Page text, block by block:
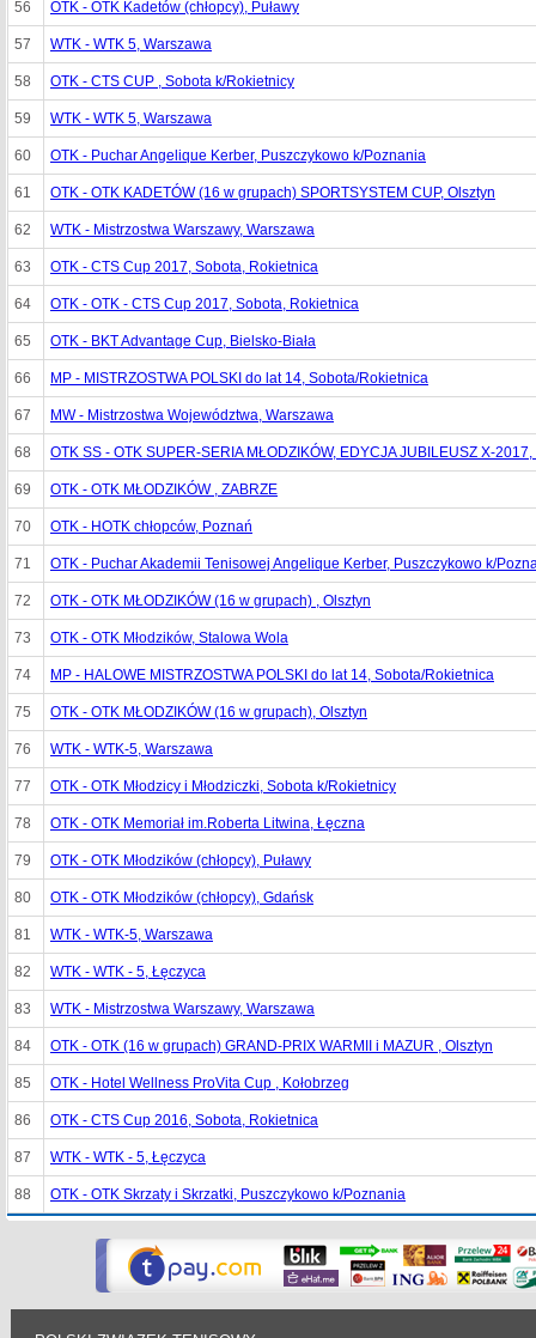
56 OTK - OTK Kadetów (chłopcy), Puławy
57 WTK - WTK 5, Warszawa
58 OTK - CTS CUP , Sobota k/Rokietnicy
59 WTK - WTK 5, Warszawa
60 OTK - Puchar Angelique Kerber, Puszczykowo k/Poznania
61 OTK - OTK KADETÓW (16 w grupach) SPORTSYSTEM CUP, Olsztyn
62 WTK - Mistrzostwa Warszawy, Warszawa
63 OTK - CTS Cup 2017, Sobota, Rokietnica
64 OTK - OTK - CTS Cup 2017, Sobota, Rokietnica
65 OTK - BKT Advantage Cup, Bielsko-Biała
66 MP - MISTRZOSTWA POLSKI do lat 14, Sobota/Rokietnica
67 MW - Mistrzostwa Województwa, Warszawa
68 OTK SS - OTK SUPER-SERIA MŁODZIKÓW, EDYCJA JUBILEUSZ X-
69 OTK - OTK MŁODZIKÓW , ZABRZE
70 OTK - HOTK chłopców, Poznań
71 OTK - Puchar Akademii Tenisowej Angelique Kerber, Puszczykowo k/
72 OTK - OTK MŁODZIKÓW (16 w grupach) , Olsztyn
73 OTK - OTK Młodzików, Stalowa Wola
74 MP - HALOWE MISTRZOSTWA POLSKI do lat 14, Sobota/Rokietnica
75 OTK - OTK MŁODZIKÓW (16 w grupach), Olsztyn
76 WTK - WTK-5, Warszawa
77 OTK - OTK Młodzicy i Młodziczki, Sobota k/Rokietnicy
78 OTK - OTK Memoriał im.Roberta Litwina, Łęczna
79 OTK - OTK Młodzików (chłopcy), Puławy
80 OTK - OTK Młodzików (chłopcy), Gdańsk
81 WTK - WTK-5, Warszawa
82 WTK - WTK - 5, Łęczyca
83 WTK - Mistrzostwa Warszawy, Warszawa
84 OTK - OTK (16 w grupach) GRAND-PRIX WARMII i MAZUR , Olsztyn
85 OTK - Hotel Wellness ProVita Cup , Kołobrzeg
86 OTK - CTS Cup 2016, Sobota, Rokietnica
87 WTK - WTK - 5, Łęczyca
88 OTK - OTK Skrzaty i Skrzatki, Puszczykowo k/Poznania